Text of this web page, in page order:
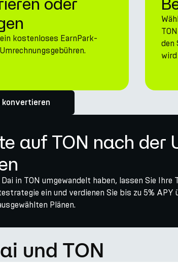
kostenloses EarnPark-
den
konvertieren
auf TON nach der
in TON umgewandelt haben, lassen Sie Ihre
ein und verdienen Sie bis zu 5%
Plänen.
und TON